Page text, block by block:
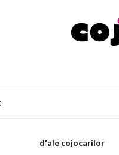
d'ale cojocarilor